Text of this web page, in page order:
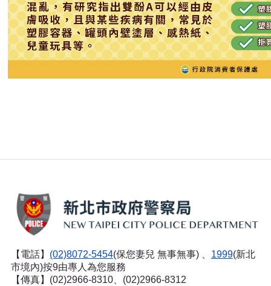
【電話】 (02)8072-5454(保您妻兒 無事無事) 、 1999(新北
市境內)按9由專人為您服務
【傳真】(02)2966-8310、(02)2966-8312